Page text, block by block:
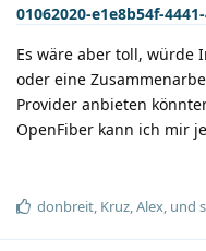
01062020-e1e8b54f-
Es wäre aber toll, würde
oder eine
Provider anbieten
OpenFiber kann ich mir
donbreit, Kruz,Alex, und